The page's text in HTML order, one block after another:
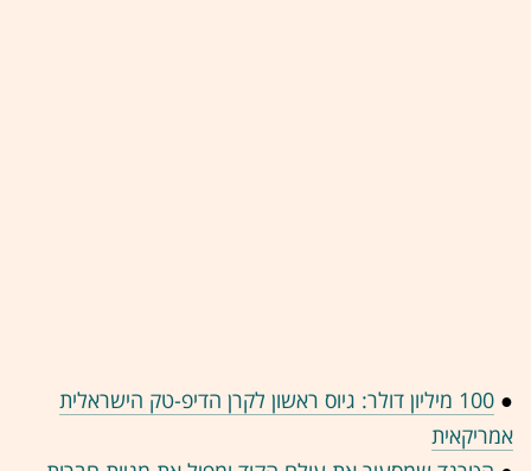
●
100 מיליון דולר: גיוס ראשון לקרן הדיפ-טק הישראלית
אמריקאית